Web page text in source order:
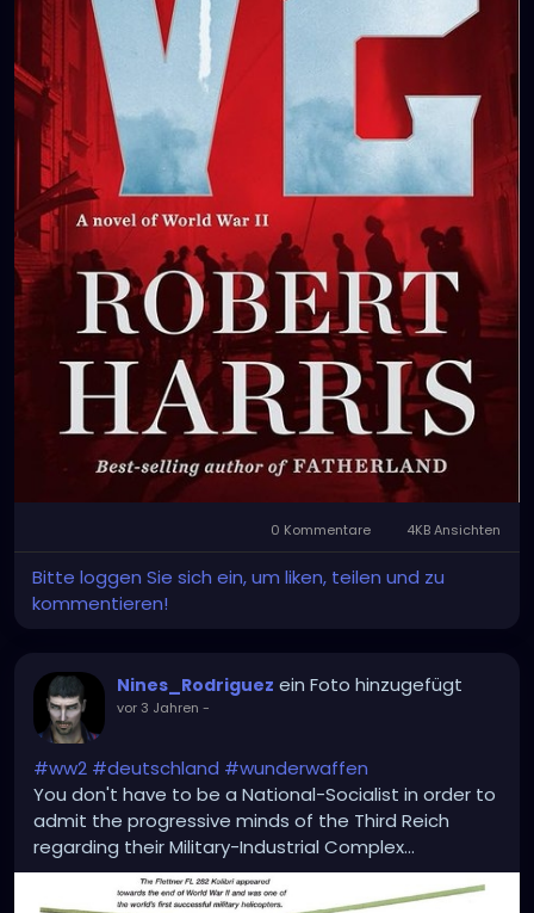
0 Kommentare 4KB Ansichten
Bitte loggen Sie sich ein, um liken, teilen und zu
kommentieren!
Nines_Rodriguez ein Foto hinzugefügt
vor 3 Jahren -
#ww2 #deutschland #wunderwaffen
You don't have to be a National-Socialist in order to
admit the progressive minds of the Third Reich
regarding their Military-Industrial Complex...